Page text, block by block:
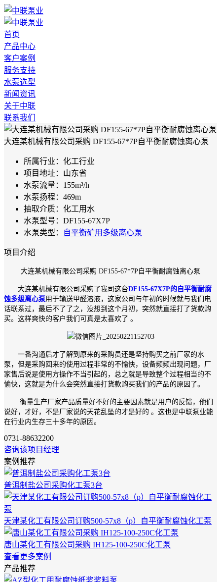
首页
产品中心
客户案例
服务支持
水泵选型
新闻资讯
关于中联
联系我们
大连某机械有限公司采购 DF155-67*7P自平衡耐腐蚀离心泵
所属行业： 化工行业
项目地址： 山东省
水泵流量： 155m³/h
水泵扬程： 469m
抽取介质： 化工用水
水泵型号： DF155-67X7P
水泵类型：
自平衡矿用多级离心泵
项目介绍
大连某机械有限公司采购 DF155-67*7P自平衡耐腐蚀离心泵
大连某机械有限公司采购了我司这台DF155-67X7P的自平衡耐腐
蚀多级离心泵用于输送甲醛溶液，这家公司与年初的时候就与我们电
话联系过，最后不了了之，没想到这个月初，突然就直接打了货款购
买。这样爽快的客户我们可真是太喜欢了 。
一番沟通后才了解到原来的采购员还是坚持购买之前厂家的水
泵，但是采购回来的使用过程非常的不愉快，设备频频出现问题，厂
家售后说是使用方操作不当引起的，总之就是导致整个过程相当的不
愉快，这就是为什么会突然直接打货款购买我们的产品的原因了。
衡量生产厂家产品质量好不好的主要因素就是用户的反馈，他们
说好，才好，不是厂家说的天花乱坠的才是好的 。这也是中联泵业能
在行业内生存三十多年的原因。
0731-88632200
咨询该项目经理
案例推荐
普洱制盐公司采购化工泵3台
天津某化工有限公司订购500-57x8（p）自平衡耐腐蚀化工泵
唐山某化工有限公司采购 IH125-100-250C化工泵
查看更多案例
产品推荐